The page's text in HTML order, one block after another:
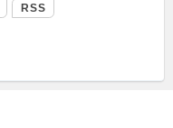
RSS